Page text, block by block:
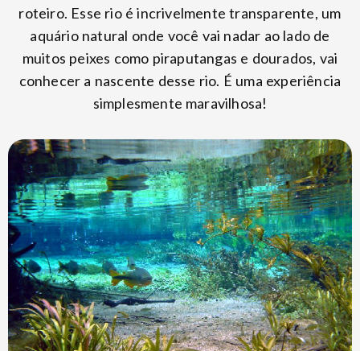
roteiro. Esse rio é incrivelmente transparente, um
aquário natural onde você vai nadar ao lado de
muitos peixes como piraputangas e dourados, vai
conhecer a nascente desse rio. É uma experiência
simplesmente maravilhosa!